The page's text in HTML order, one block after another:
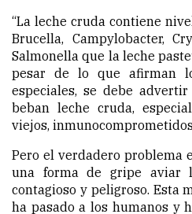
“La leche cruda contiene
Brucella, Campylobacter,
Salmonella que la leche
pesar de lo que afirman
especiales, se debe
beban leche cruda,
viejos,
Pero el verdadero problema
una forma de gripe aviar
contagioso y peligroso. Esta
ha pasado a los humanos y